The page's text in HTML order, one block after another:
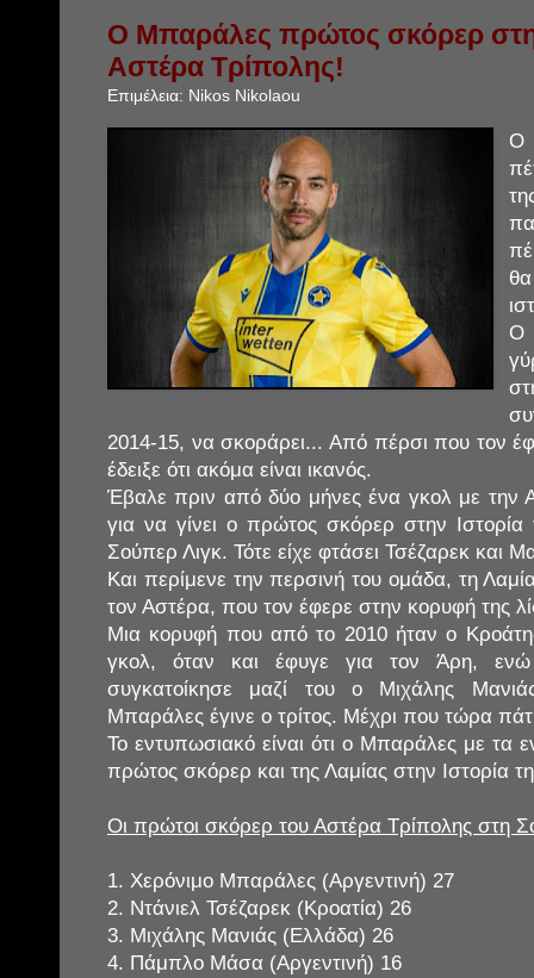
Ο Μπαράλες πρώτος σκόρερ
Αστέρα Τρίπολης!
Επιμέλεια: Nikos Nikolaou
Ο
2014-15, να σκοράρει... Από πέρσι που τον
έδειξε ότι ακόμα είναι ικανός.
Έβαλε πριν από δύο μήνες ένα γκολ με την
για να γίνει ο πρώτος σκόρερ στην
Σούπερ Λιγκ. Τότε είχε φτάσει Τσέζαρεκ και
Και περίμενε την περσινή του ομάδα, τη
τον Αστέρα, που τον έφερε στην κορυφή της
Μια κορυφή που από το 2010 ήταν ο
γκολ, όταν και έφυγε για τον Άρη,
συγκατοίκησε μαζί του ο Μιχάλης
Μπαράλες έγινε ο τρίτος. Μέχρι που τώρα
Το εντυπωσιακό είναι ότι ο Μπαράλες με τα
πρώτος σκόρερ και της Λαμίας στην Ιστορία
Οι πρώτοι σκόρερ του Αστέρα Τρίπολης στη
1. Χερόνιμο Μπαράλες (Αργεντινή) 27
2. Ντάνιελ Τσέζαρεκ (Κροατία) 26
3. Μιχάλης Μανιάς (Ελλάδα) 26
4. Πάμπλο Μάσα (Αργεντινή) 16